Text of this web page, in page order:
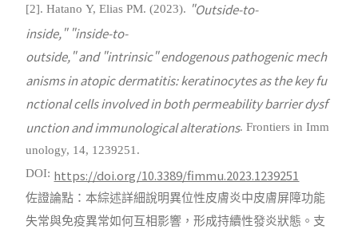
[2]. Hatano Y, Elias PM. (2023). "Outside-to-
inside," "inside-to-
outside," and "intrinsic" endogenous pathogenic mech
anisms in atopic dermatitis: keratinocytes as the key fu
nctional cells involved in both permeability barrier dysf
unction and immunological alterations. Frontiers in Imm
unology, 14, 1239251.
DOI: https://doi.org/10.3389/fimmu.2023.1239251
佐證論點：本綜述詳細說明異位性皮膚炎中皮膚屏障功能
失常與免疫異常如何互相影響，形成持續性發炎狀態。支